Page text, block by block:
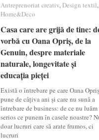
Antreprenoriat creativ,Design textil,
Home&Deco
Casa care are grijă de tine:
vorbă cu Oana Opriș, de la
Genuin, despre materiale
naturale, longevitate și
educația pieței
Există o întrebare pe care Oana
pune de câțiva ani și care nu sună a
întrebare de business: de ce nu
serios ce punem în casele noastre?
doar lucruri care să arate frumos, ci
lucruri
Antreprenoriat creativ Design textil
Home&Deco
Casa care are grijă de tine:
vorbă cu Oana Opriș, de la
Genuin, despre materiale
naturale, longevitate și
educația pieței